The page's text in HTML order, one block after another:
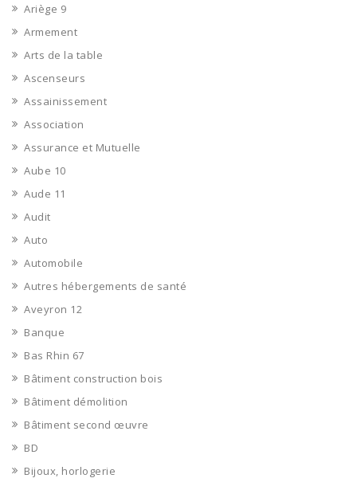
Ariège 9
Armement
Arts de la table
Ascenseurs
Assainissement
Association
Assurance et Mutuelle
Aube 10
Aude 11
Audit
Auto
Automobile
Autres hébergements de santé
Aveyron 12
Banque
Bas Rhin 67
Bâtiment construction bois
Bâtiment démolition
Bâtiment second œuvre
BD
Bijoux, horlogerie